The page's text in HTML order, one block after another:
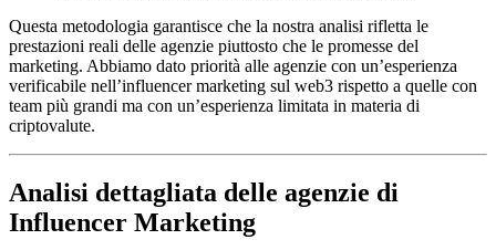
Questa metodologia garantisce che la nostra analisi rifletta le
prestazioni reali delle agenzie piuttosto che le promesse del
marketing. Abbiamo dato priorità alle agenzie con un’esperienza
verificabile nell’influencer marketing sul web3 rispetto a quelle con
team più grandi ma con un’esperienza limitata in materia di
criptovalute.
Analisi dettagliata delle agenzie di
Influencer Marketing